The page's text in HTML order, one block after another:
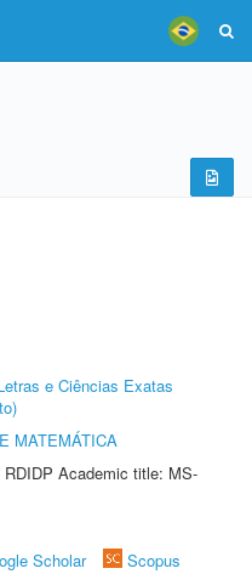
e Ciências Exatas
MATEMÁTICA
Academic title: MS-
Scholar
Scopus